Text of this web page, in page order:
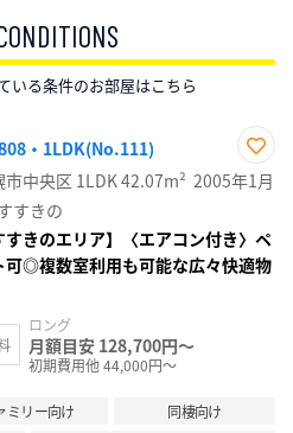
いる条件のお部屋はこちら
・1LDK(No.111)
お気
に入
市中央区 1LDK42.07m² 2005年1月
すきの
すきのエリア】〈エアコン付き〉ペ
可◎複数室利用も可能な広々快適物
ロング
月額目安 128,700円～
初期費用他 44,000円～
ミリー向け
同棲向け